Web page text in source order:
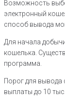
Возможность
электронный
способ вывода
Для начала
кошелька.
программа.
Порог для вывода
выплаты до 10